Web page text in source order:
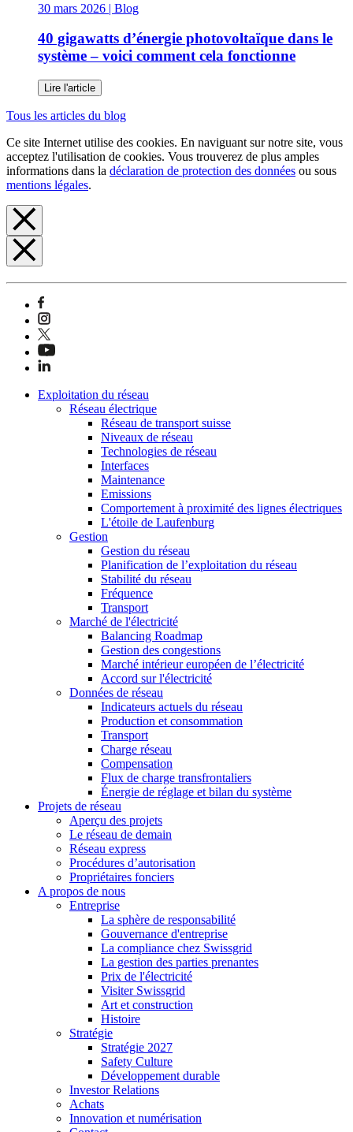
30 mars 2026 | Blog
40 gigawatts d’énergie photovoltaïque dans le
système – voici comment cela fonctionne
Lire l'article
Tous les articles du blog
Ce site Internet utilise des cookies. En naviguant sur notre site, vous
acceptez l'utilisation de cookies. Vous trouverez de plus amples
informations dans la déclaration de protection des données ou sous
mentions légales.
Exploitation du réseau
Réseau électrique
Réseau de transport suisse
Niveaux de réseau
Technologies de réseau
Interfaces
Maintenance
Emissions
Comportement à proximité des lignes électriques
L'étoile de Laufenburg
Gestion
Gestion du réseau
Planification de l’exploitation du réseau
Stabilité du réseau
Fréquence
Transport
Marché de l'électricité
Balancing Roadmap
Gestion des congestions
Marché intérieur européen de l’électricité
Accord sur l'électricité
Données de réseau
Indicateurs actuels du réseau
Production et consommation
Transport
Charge réseau
Compensation
Flux de charge transfrontaliers
Énergie de réglage et bilan du système
Projets de réseau
Aperçu des projets
Le réseau de demain
Réseau express
Procédures d’autorisation
Propriétaires fonciers
A propos de nous
Entreprise
La sphère de responsabilité
Gouvernance d'entreprise
La compliance chez Swissgrid
La gestion des parties prenantes
Prix de l'électricité
Visiter Swissgrid
Art et construction
Histoire
Stratégie
Stratégie 2027
Safety Culture
Développement durable
Investor Relations
Achats
Innovation et numérisation